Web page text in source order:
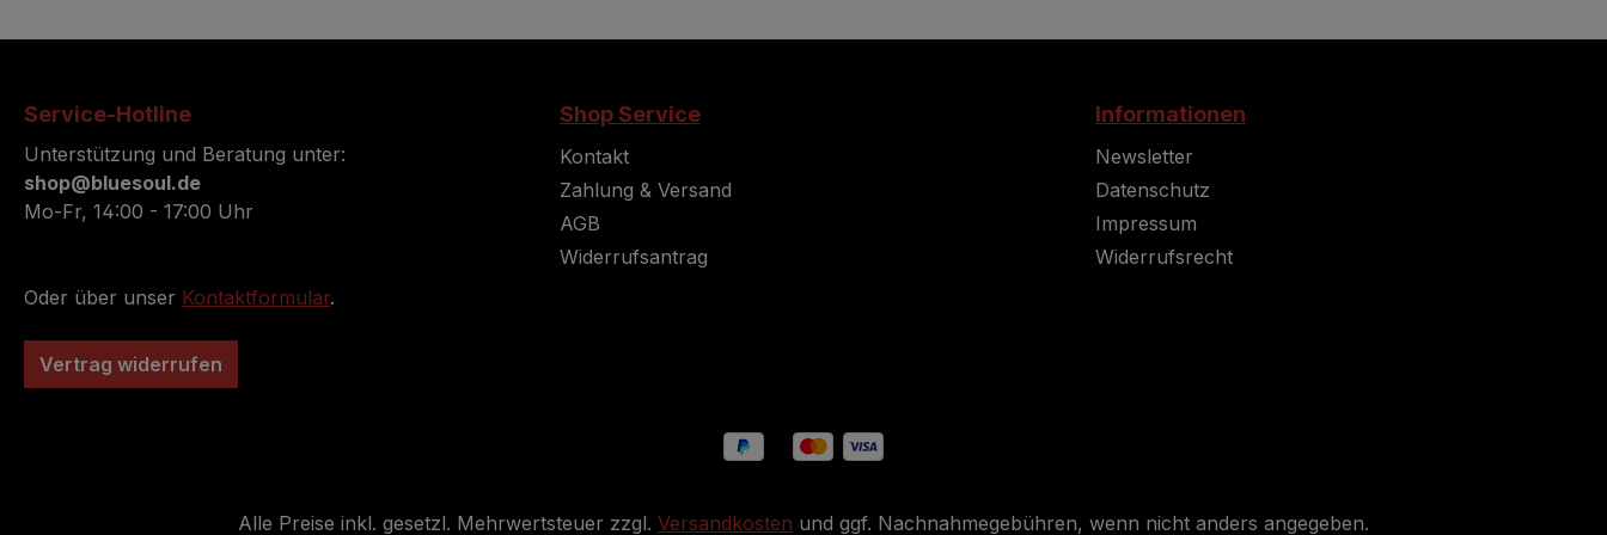
Service-Hotline
Unterstützung und Beratung unter:
shop@bluesoul.de
Mo-Fr, 14:00 - 17:00 Uhr
Oder über unser Kontaktformular.
Vertrag widerrufen
Shop Service
Kontakt
Zahlung & Versand
AGB
Widerrufsantrag
Informationen
Newsletter
Datenschutz
Impressum
Widerrufsrecht
Alle Preise inkl. gesetzl. Mehrwertsteuer zzgl. Versandkosten und ggf. Nachnahmegebühren, wenn nicht anders angegeben.